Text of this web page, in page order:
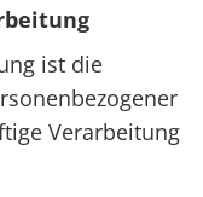
ist die
Verarbeitung